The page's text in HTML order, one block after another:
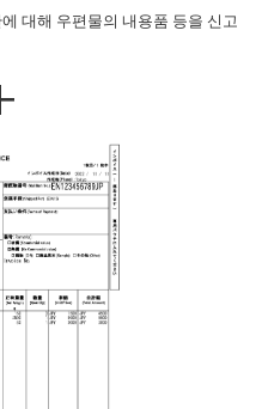
대해 우편물의 내용품 등을 신고